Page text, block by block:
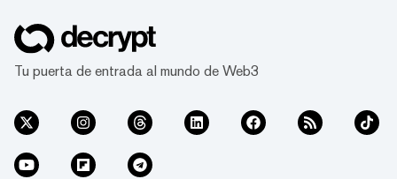
Tu puerta de entrada al mundo de Web3